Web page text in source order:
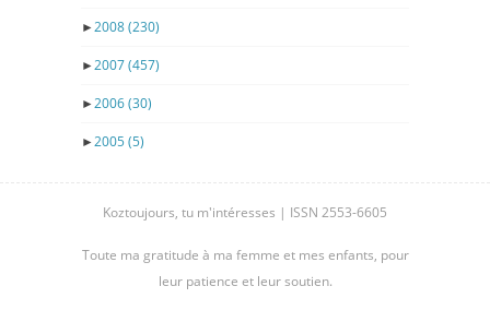
►2008(230)
►2007(457)
►2006(30)
►2005(5)
Koztoujours, tu m'intéresses | ISSN 2553-6605
Toute ma gratitude à ma femme et mes enfants, pour
leur patience et leur soutien.